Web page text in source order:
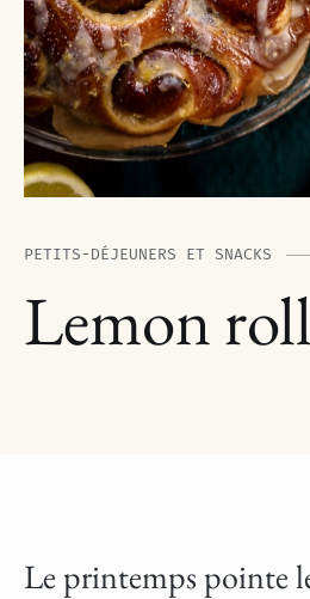
PETITS-DÉJEUNERS ET SNACKS
Lemon
Le printemps pointe